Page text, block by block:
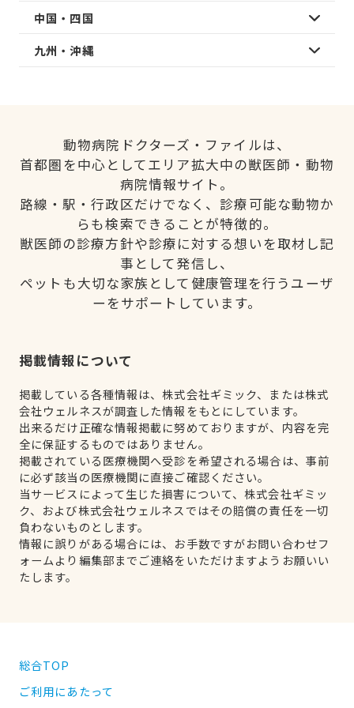
中国・四国
九州・沖縄
動物病院ドクターズ・ファイルは、
首都圏を中心としてエリア拡大中の獣医師・動物
病院情報サイト。
路線・駅・行政区だけでなく、診療可能な動物か
らも検索できることが特徴的。
獣医師の診療方針や診療に対する想いを取材し記
事として発信し、
ペットも大切な家族として健康管理を行うユーザ
ーをサポートしています。
掲載情報について
掲載している各種情報は、株式会社ギミック、または株式
会社ウェルネスが調査した情報をもとにしています。
出来るだけ正確な情報掲載に努めておりますが、内容を完
全に保証するものではありません。
掲載されている医療機関へ受診を希望される場合は、事前
に必ず該当の医療機関に直接ご確認ください。
当サービスによって生じた損害について、株式会社ギミッ
ク、および株式会社ウェルネスではその賠償の責任を一切
負わないものとします。
情報に誤りがある場合には、お手数ですがお問い合わせフ
ォームより編集部までご連絡をいただけますようお願いい
たします。
総合TOP
ご利用にあたって